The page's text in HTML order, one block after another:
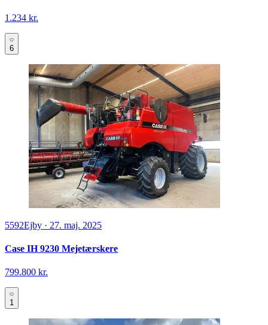
1.234 kr.
6
5592Ejby · 27. maj. 2025
Case IH 9230 Mejetærskere
799.800 kr.
1